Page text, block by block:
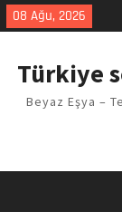
Skip
to
08 Ağu, 2026
Türkiye
Beyaz Eşya –